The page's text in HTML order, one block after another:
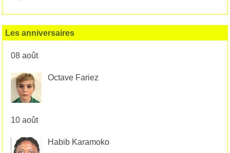
Les anniversaires
08 août
Octave Fariez
10 août
Habib Karamoko